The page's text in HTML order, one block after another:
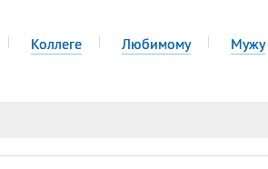
Коллеге Любимому Мужу